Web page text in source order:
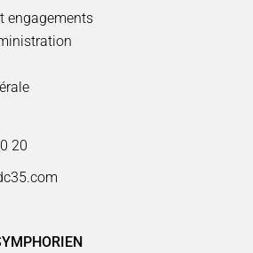
engagements
20